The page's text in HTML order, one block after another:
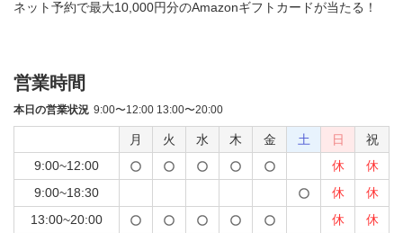
ネット予約で最大10,000円分のAmazonギフトカードが当たる！
営業時間
本日の営業状況 9:00〜12:00 13:00〜20:00
月 火 水 木 金 土 日
祝
9:00~12:00
休
休
9:00~18:30
休
休
13:00~20:00
休 休